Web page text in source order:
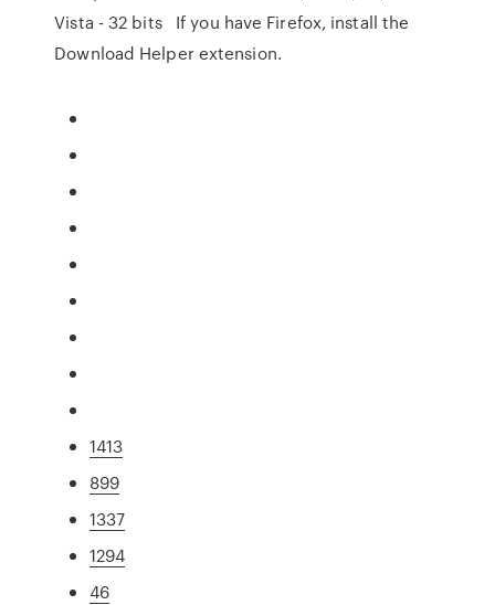
Vista - 32 bits If you have Firefox, install the
Download Helper extension.
1413
899
1337
1294
46